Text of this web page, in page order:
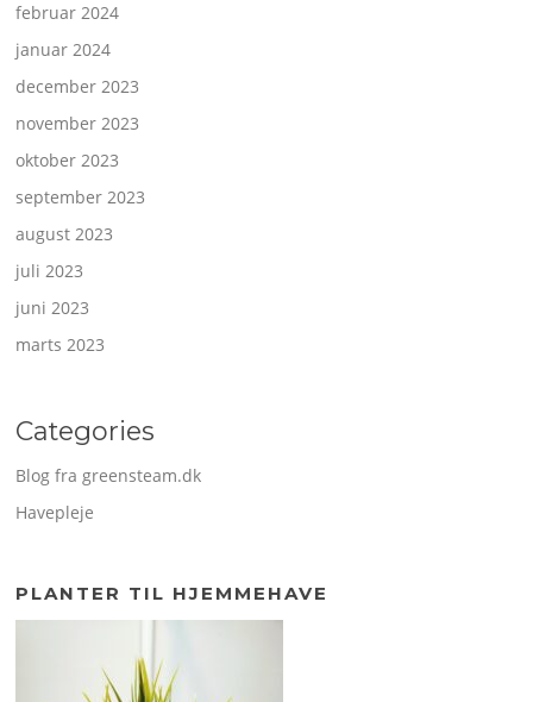
februar 2024
januar 2024
december 2023
november 2023
oktober 2023
september 2023
august 2023
juli 2023
juni 2023
marts 2023
Categories
Blog fra greensteam.dk
Havepleje
PLANTER TIL HJEMMEHAVE